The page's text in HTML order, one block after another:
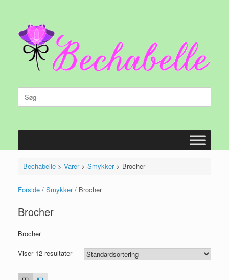
Søg
efter:
Bechabelle> Varer> Smykker> Brocher
Forside / Smykker/ Brocher
Brocher
Brocher
Viser 12 resultater